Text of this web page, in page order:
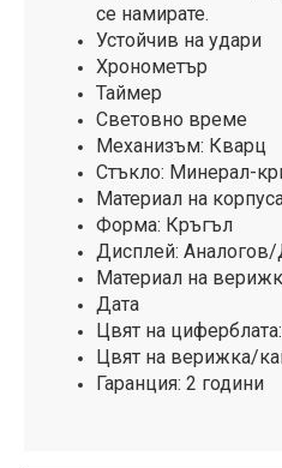
се намирате.
Устойчив на удари
Хронометър
Таймер
Световно време
Механизъм: Кварц
Стъкло: Минерал-
Материал на
Форма: Кръгъл
Дисплей: Аналогов/
Материал на
Дата
Цвят на
Цвят на верижка/
Гаранция: 2 години